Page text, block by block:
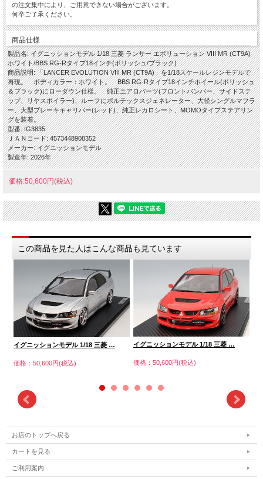
の注文集中により、ご用意できない場合がございます。
何卒ご了承ください。
商品仕様
製品名: イグニッションモデル 1/18 三菱 ランサー エボリューション VIII MR (CT9A)
ホワイト/BBS RG-Rタイプ18インチ(ポリッシュ/ブラック)
商品説明: 「LANCER EVOLUTION VIII MR (CT9A)」を1/18スケールレジンモデルで
再現。 ボディカラー：ホワイト。 BBS RG-Rタイプ18インチホイール(ポリッシュ
＆ブラック)にローダウン仕様。 純正エアロパーツ(フロントバンパー、サイドステ
ップ、リヤスポイラー)、ルーフにボルテックスジェネレーター、大径シングルマフラ
ー、大型ブレーキキャリパー(レッド)、純正レカロシート、MOMOタイプステアリン
グを装着。
型番: IG3835
ＪＡＮコード: 4573448908352
メーカー: イグニッションモデル
製造年: 2026年
価格:50,600円(税込)
この商品を見た人はこんな商品も見ています
イグニッションモデル 1/18 三菱 …
価格：50,600円(税込)
イグニッションモデル 1/18 三菱 …
価格：50,600円(税込)
お店のトップへ戻る
カートを見る
ご利用案内